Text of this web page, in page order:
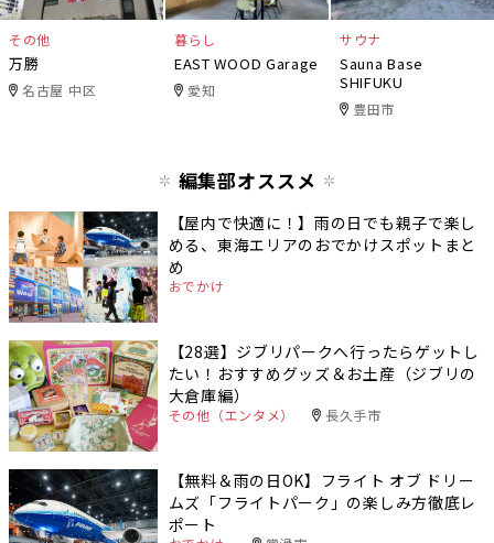
その他
万勝
名古屋 中区
暮らし
EAST WOOD Garage
愛知
サウナ
Sauna Base
SHIFUKU
豊田市
編集部オススメ
【屋内で快適に！】雨の日でも親子で楽し
める、東海エリアのおでかけスポットまと
め
おでかけ
【28選】ジブリパークへ行ったらゲットし
たい！おすすめグッズ＆お土産（ジブリの
大倉庫編）
その他（エンタメ） 長久手市
【無料＆雨の日OK】フライト オブ ドリー
ムズ「フライトパーク」の楽しみ方徹底レ
ポート